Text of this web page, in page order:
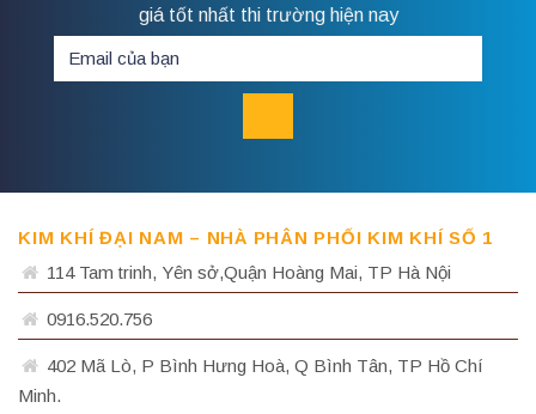
giá tốt nhất thi trường hiện nay
KIM KHÍ ĐẠI NAM – NHÀ PHÂN PHỐI KIM KHÍ SỐ 1
114 Tam trinh, Yên sở,Quận Hoàng Mai, TP Hà Nội
0916.520.756
402 Mã Lò, P Bình Hưng Hoà, Q Bình Tân, TP Hồ Chí
Minh.